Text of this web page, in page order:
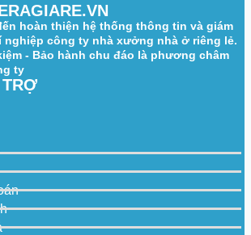
3M (2304 × 1296); nHD (640 × 360)
H.265: 80 kbps–4096 kbps
Auto(ICR)/Color/B/W
0°/180°
hoàn thiện hệ thống thông tin và giám
nghiệp công ty nhà xưởng nhà ở riêng lẻ.
- Bảo hành chu đáo là phương châm
ty